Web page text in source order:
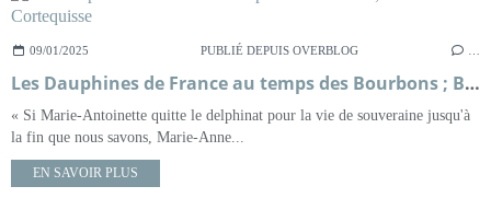
09/01/2025 PUBLIÉ DEPUIS OVERBLOG
Les Dauphines de France au temps des Bourbons ; Bruno Cortequisse
« Si Marie-Antoinette quitte le delphinat pour la vie de souveraine jusqu'à
la fin que nous savons, Marie-Anne...
EN SAVOIR PLUS